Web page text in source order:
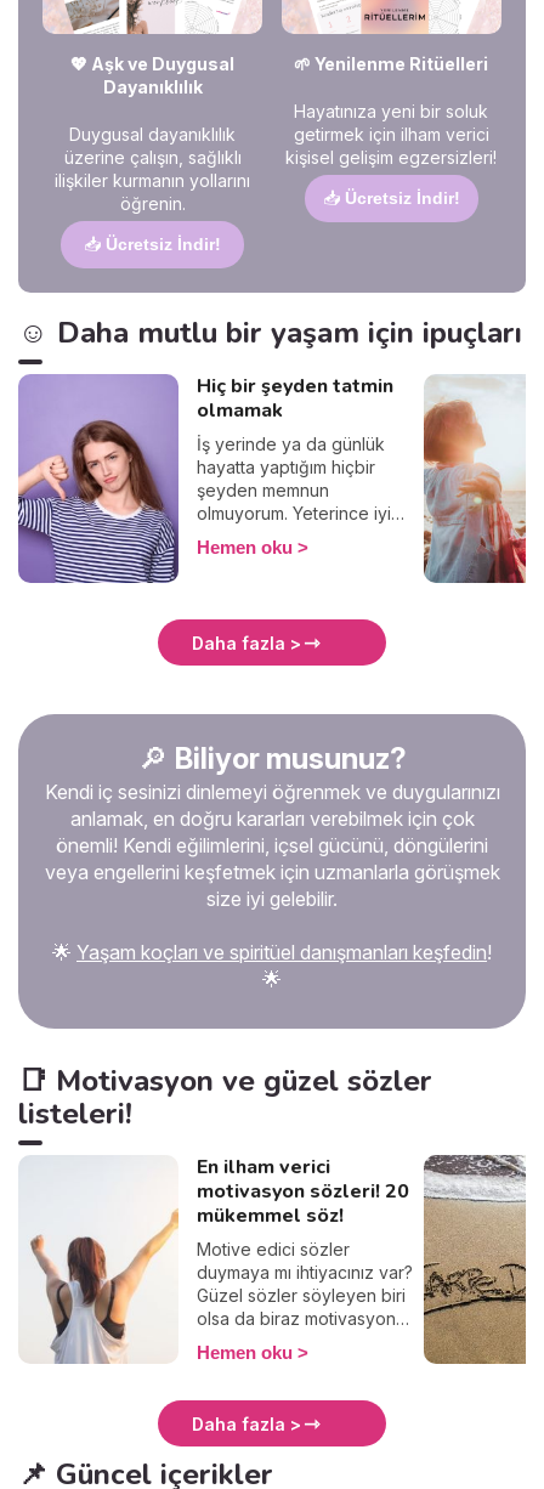
💖 Aşk ve Duygusal
Dayanıklılık
Duygusal dayanıklılık
üzerine çalışın, sağlıklı
ilişkiler kurmanın yollarını
öğrenin.
📥 Ücretsiz İndir!
🌱 Yenilenme Ritüelleri
Hayatınıza yeni bir soluk
getirmek için ilham verici
kişisel gelişim egzersizleri!
📥 Ücretsiz İndir!
☺️ Daha mutlu bir yaşam için ipuçları
Hiç bir şeyden tatmin
olmamak
İş yerinde ya da günlük
hayatta yaptığım hiçbir
şeyden memnun
olmuyorum. Yeterince iyi
değil, yeterince güzel değil,
yeterince başarılı değil,
düşünce. Belki de en büyük
kusurum bu aşırı
esirgemiyor paylarını
veriyor, ve hayat onlar için
de zorlaşıyor. Beni bir
prenses gibi mi büyüttüler?
Gereksinimlerimin gözden
geçirilmesi gerekir mi? Bu
kronik tatminsizlik nereden
geliyor? İşte açıklaması.
Hemen oku
Daha fazla >
🔎 Biliyor musunuz?
Kendi iç sesinizi dinlemeyi öğrenmek ve duygularınızı
anlamak, en doğru kararları verebilmek için çok
önemli! Kendi eğilimlerini, içsel gücünü, döngülerini
veya engellerini keşfetmek için uzmanlarla görüşmek
size iyi gelebilir.
🌟 Yaşam koçları ve spiritüel danışmanları keşfedin!
🌟
📑 Motivasyon ve güzel sözler
listeleri!
En ilham verici
motivasyon sözleri! 20
mükemmel söz!
Motive edici sözler
duymaya mı ihtiyacınız var?
Güzel sözler söyleyen biri
olsa da biraz motivasyon
olsa mı diyorsunuz? O
zaman doğru yerdesiniz.
etkili oluyor. Kişi kendini
çıkmazda hissettiğinde
oluyor. Hiçbir şey, hiçbir
Hemen oku
Daha fazla >
📌 Güncel içerikler